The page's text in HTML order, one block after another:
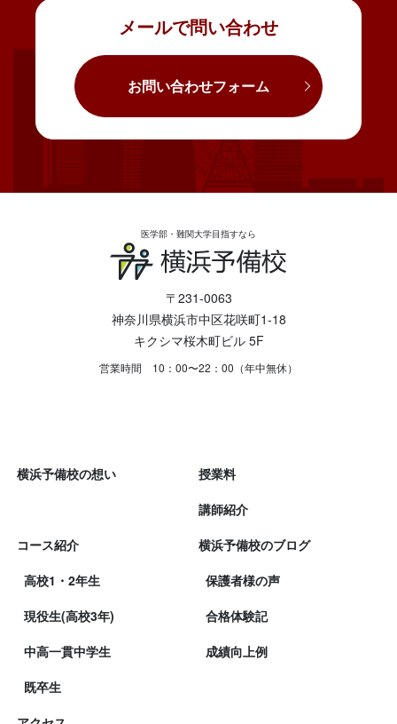
メールで問い合わせ
お問い合わせフォーム
医学部・難関大学目指すなら
〒231-0063
神奈川県横浜市中区花咲町1-18
キクシマ桜木町ビル 5F
営業時間 10：00〜22：00（年中無休）
横浜予備校の想い
コース紹介
高校1・2年生
現役生(高校3年)
中高一貫中学生
既卒生
授業料
講師紹介
横浜予備校のブログ
保護者様の声
合格体験記
成績向上例